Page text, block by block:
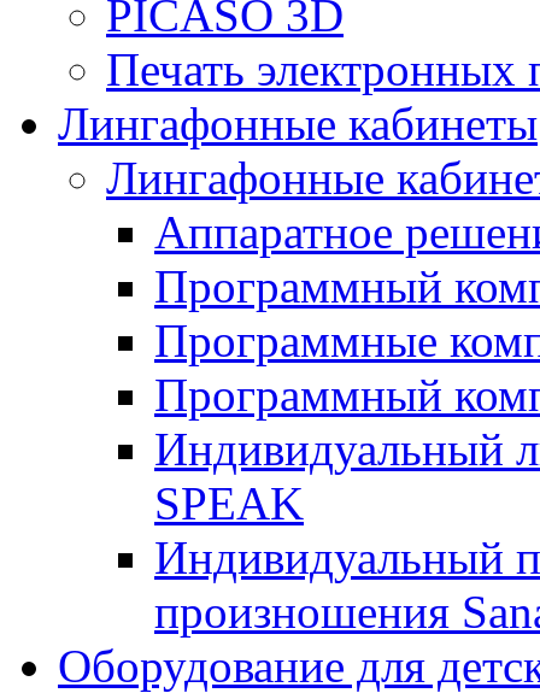
PICASO 3D
Печать электронных
Лингафонные кабинеты
Лингафонные
Аппаратное
Программный
Программные
Программный
Индивидуальный
SPEAK
Индивидуальный
произношения
Оборудование для